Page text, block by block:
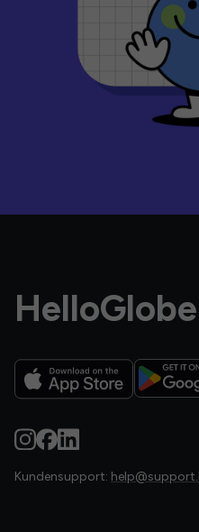
HelloGlobe
Kundensupport: